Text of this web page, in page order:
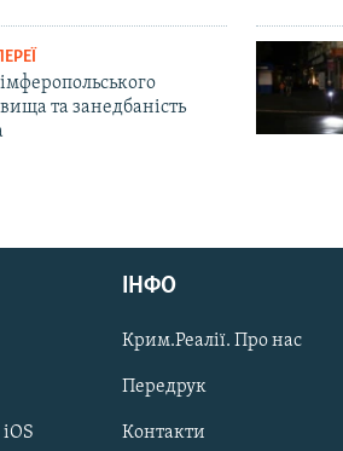
та занедбаність
ІНФО
Крим.Реалії. Про нас
Передрук
Контакти